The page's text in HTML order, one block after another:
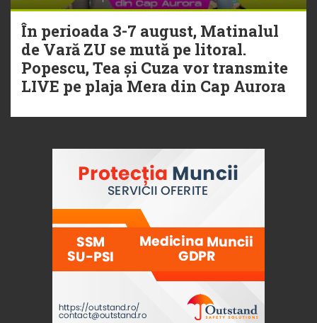
În perioada 3-7 august, Matinalul
de Vară ZU se mută pe litoral.
Popescu, Tea și Cuza vor transmite
LIVE pe plaja Mera din Cap Aurora